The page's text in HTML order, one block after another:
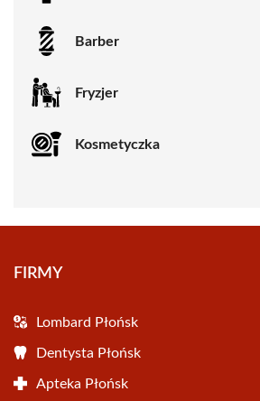
Barber
Fryzjer
Kosmetyczka
FIRMY
Lombard Płońsk
Dentysta Płońsk
Apteka Płońsk